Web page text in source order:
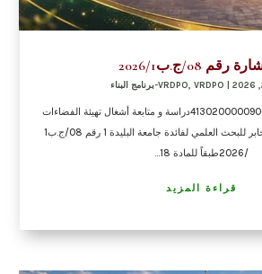
رقم 08/ج.ب2026/1
VRDPO, VRDPO-برنامج البناء
رقم التعريف الجبائي 413020000090049دراسة و متابعة أشغال تهيئة الفضاءات
المخصصة لستة (06) مخابر للبحث العلمي لفائدة جامعة البليدة 1 رقم 08/ج.ب1
/2026طبقاً للمادة 18...
قراءة المزيد